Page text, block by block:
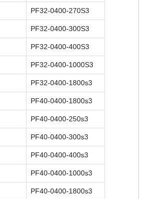
PF32-0400-270S3
PF32-0400-300S3
PF32-0400-400S3
PF32-0400-1000S3
PF32-0400-1800s3
PF40-0400-1800s3
PF40-0400-250s3
PF40-0400-300s3
PF40-0400-400s3
PF40-0400-1000s3
PF40-0400-1800s3